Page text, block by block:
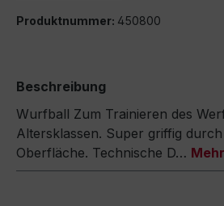
Produktnummer: 450800
Beschreibung
Wurfball Zum Trainieren des
Altersklassen. Super griffig
Oberfläche. Technische D… Mehr